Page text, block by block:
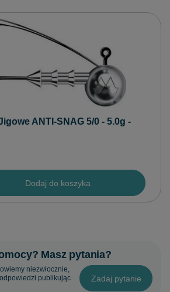
ANTI-SNAG 5/0 - 5.0g -
Dodaj do koszyka
Masz pytania?
niezwłocznie,
publikując
Zadaj pytanie